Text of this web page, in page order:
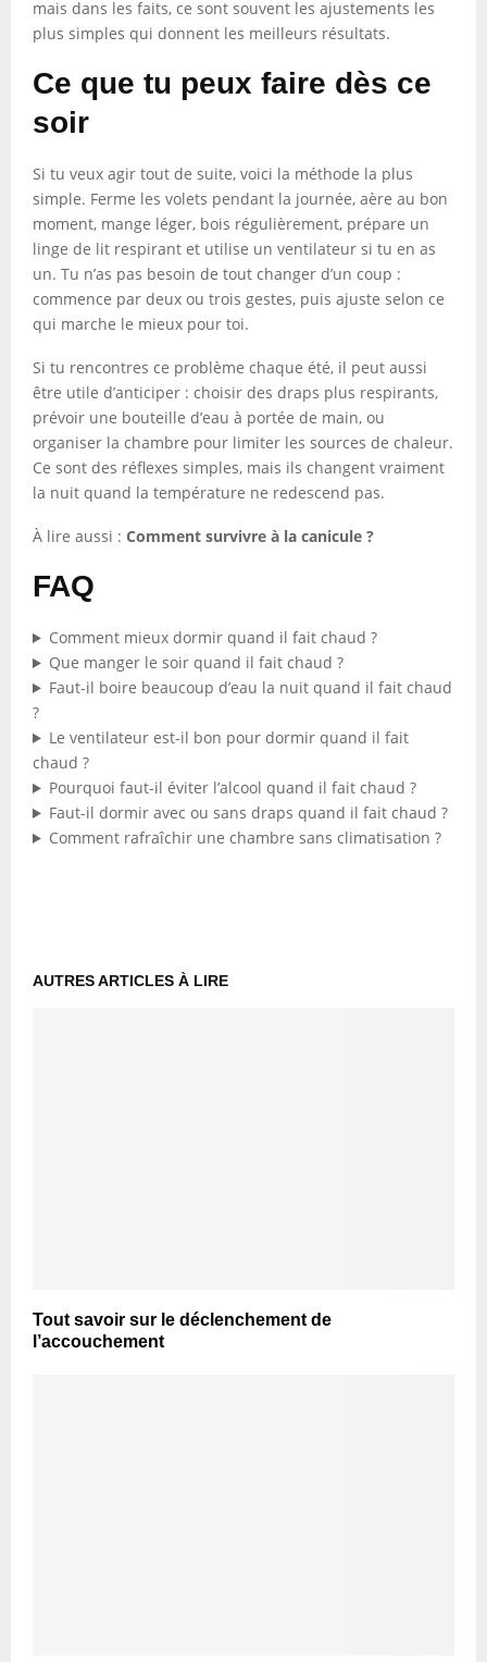
mais dans les faits, ce sont souvent les ajustements les
plus simples qui donnent les meilleurs résultats.
Ce que tu peux faire dès ce
soir
Si tu veux agir tout de suite, voici la méthode la plus
simple. Ferme les volets pendant la journée, aère au bon
moment, mange léger, bois régulièrement, prépare un
linge de lit respirant et utilise un ventilateur si tu en as
un. Tu n’as pas besoin de tout changer d’un coup :
commence par deux ou trois gestes, puis ajuste selon ce
qui marche le mieux pour toi.
Si tu rencontres ce problème chaque été, il peut aussi
être utile d’anticiper : choisir des draps plus respirants,
prévoir une bouteille d’eau à portée de main, ou
organiser la chambre pour limiter les sources de chaleur.
Ce sont des réflexes simples, mais ils changent vraiment
la nuit quand la température ne redescend pas.
À lire aussi : Comment survivre à la canicule ?
FAQ
Comment mieux dormir quand il fait chaud ?
Que manger le soir quand il fait chaud ?
Faut-il boire beaucoup d’eau la nuit quand il fait chaud
?
Le ventilateur est-il bon pour dormir quand il fait
chaud ?
Pourquoi faut-il éviter l’alcool quand il fait chaud ?
Faut-il dormir avec ou sans draps quand il fait chaud ?
Comment rafraîchir une chambre sans climatisation ?
AUTRES ARTICLES À LIRE
Tout savoir sur le déclenchement de
l’accouchement